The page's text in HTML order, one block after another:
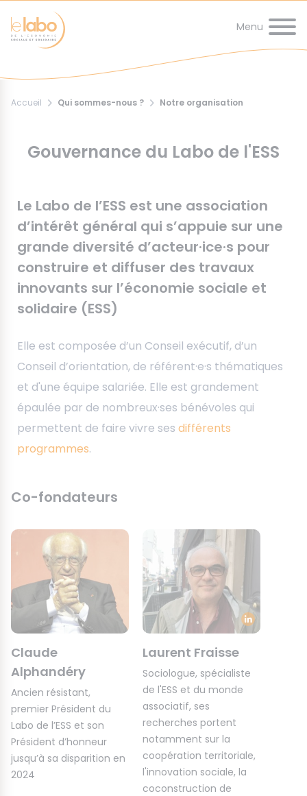
au
contenu
principal
d'Ariane
Accueil Qui sommes-nous ? Notre organisation
Gouvernance du Labo de l'ESS
Le Labo de l’ESS est une association
d’intérêt général qui s’appuie sur une
grande diversité d’acteur·ice·s pour
construire et diffuser des travaux
innovants sur l’économie sociale et
solidaire (ESS)
Elle est composée d’un Conseil exécutif, d’un
Conseil d’orientation, de référent·e·s thématiques
et d'une équipe salariée. Elle est grandement
épaulée par de nombreux·ses bénévoles qui
permettent de faire vivre ses différents
programmes.
Co-fondateurs
Claude
Alphandéry
Ancien résistant,
premier Président du
Labo de l’ESS et son
Président d’honneur
jusqu’à sa disparition en
2024
Laurent Fraisse
Sociologue, spécialiste
de l'ESS et du monde
associatif, ses
recherches portent
notamment sur la
coopération territoriale,
l'innovation sociale, la
coconstruction de
de
page
Panneau de gestion des cookies